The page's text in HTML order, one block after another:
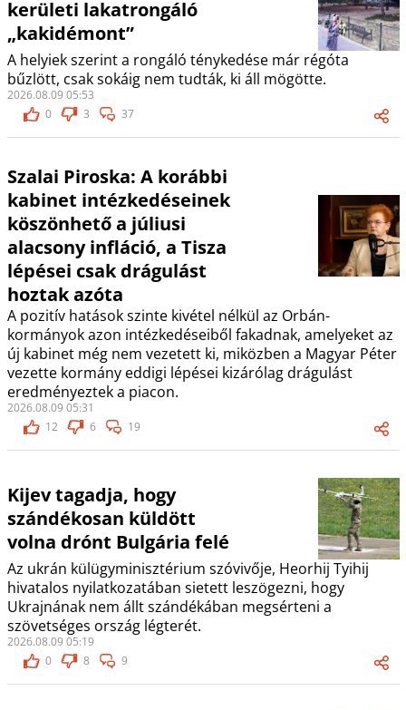
kerületi lakatrongáló
„kakidémont”
A helyiek szerint a rongáló ténykedése már régóta
bűzlött, csak sokáig nem tudták, ki áll mögötte.
2026.08.09 05:53
0
3 37
Szalai Piroska: A korábbi
kabinet intézkedéseinek
köszönhető a júliusi
alacsony infláció, a Tisza
lépései csak drágulást
hoztak azóta
A pozitív hatások szinte kivétel nélkül az Orbán-
kormányok azon intézkedéseiből fakadnak, amelyeket az
új kabinet még nem vezetett ki, miközben a Magyar Péter
vezette kormány eddigi lépései kizárólag drágulást
eredményeztek a piacon.
2026.08.09 05:31
12
6 19
Kijev tagadja, hogy
szándékosan küldött
volna drónt Bulgária felé
Az ukrán külügyminisztérium szóvivője, Heorhij Tyihij
hivatalos nyilatkozatában sietett leszögezni, hogy
Ukrajnának nem állt szándékában megsérteni a
szövetséges ország légterét.
2026.08.09 05:19
0
8 9